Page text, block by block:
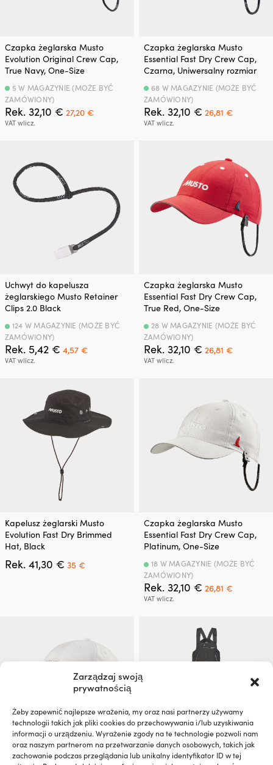
Zarządzaj swoją
prywatnością
Żeby zapewnić najlepsze wrażenia, my oraz nasi partnerzy używamy
technologii takich jak pliki cookies do przechowywania i/lub uzyskiwania
informacji o urządzeniu. Wyrażenie zgody na te technologie pozwoli nam
oraz naszym partnerom na przetwarzanie danych osobowych, takich jak
zachowanie podczas przeglądania lub unikalny identyfikator ID w tej
Czapka żeglarska Musto
Evolution Original Crew Cap,
True Navy, One-Size
Rek. 32,10 € Pierwotna
cena
27,20 €
VAT wlicz.
5 W MAGAZYNIE (MOŻE BYĆ
ZAMÓWIONY)
Czapka żeglarska Musto
Essential Fast Dry Crew Cap,
Czarna, Uniwersalny rozmiar
Rek. 32,10 € Pierwotna
cena
26,81 €Aktualna
VAT wlicz.
68 W MAGAZYNIE (MOŻE BYĆ
ZAMÓWIONY)
Uchwyt do kapelusza
żeglarskiego Musto Retainer
Clips 2.0 Black
Rek. 5,42 € Pierwotna
cena
4,57 €
VAT wlicz.
124 W MAGAZYNIE (MOŻE BYĆ
ZAMÓWIONY)
Czapka żeglarska Musto
Essential Fast Dry Crew Cap,
True Red, One-Size
Rek. 32,10 € Pierwotna
cena
26,81 €Aktualna
VAT wlicz.
28 W MAGAZYNIE (MOŻE BYĆ
ZAMÓWIONY)
Ten
produkt
ma
wiele
wariantów.
Kapelusz żeglarski Musto
Evolution Fast Dry Brimmed
Hat, Black
Rek. 41,30 € Pierwotna
35 €
Czapka żeglarska Musto
Essential Fast Dry Crew Cap,
Platinum, One-Size
Rek. 32,10 € Pierwotna
cena
26,81 €Aktualna
VAT wlicz.
18 W MAGAZYNIE (MOŻE BYĆ
ZAMÓWIONY)
Czapka żeglarska Musto
Ten
Spodnie żeglarskie Musto BR2